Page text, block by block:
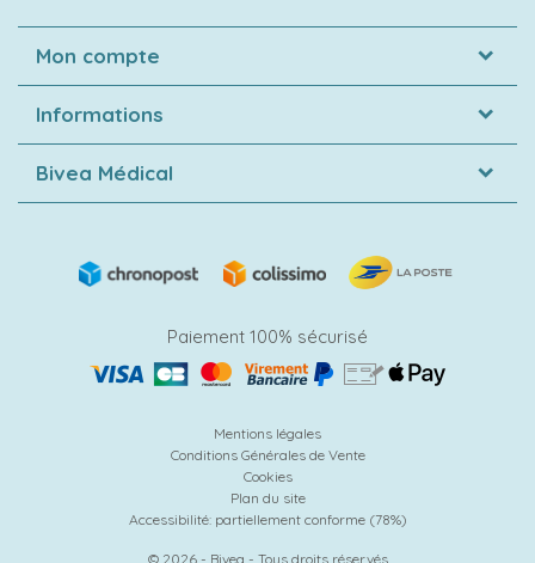
Mon compte
Informations
Bivea Médical
Paiement 100% sécurisé
Mentions légales
Conditions Générales de Vente
Cookies
Plan du site
Accessibilité: partiellement conforme (78%)
© 2026 - Bivea - Tous droits réservés